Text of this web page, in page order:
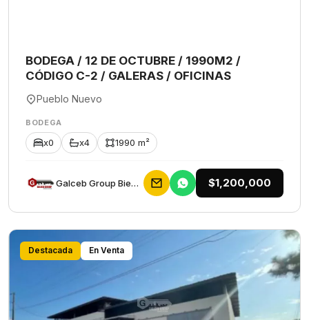
BODEGA / 12 DE OCTUBRE / 1990M2 /
CÓDIGO C-2 / GALERAS / OFICINAS
Pueblo Nuevo
BODEGA
x0 x4 1990 m²
Galceb Group Bienes Raices $1,200,000
Destacada En Venta